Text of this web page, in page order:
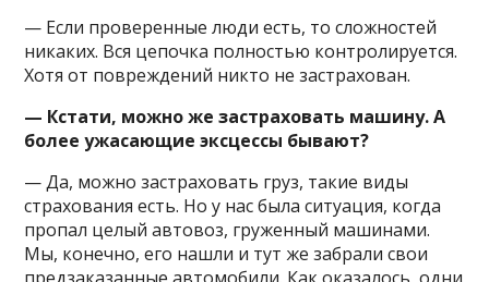
— Если проверенные люди есть, то сложностей
никаких. Вся цепочка полностью контролируется.
Хотя от повреждений никто не застрахован.
— Кстати, можно же застраховать машину. А
более ужасающие эксцессы бывают?
— Да, можно застраховать груз, такие виды
страхования есть. Но у нас была ситуация, когда
пропал целый автовоз, груженный машинами.
Мы, конечно, его нашли и тут же забрали свои